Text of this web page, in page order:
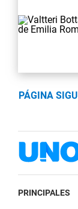
PÁGINA
PRINCIPALES